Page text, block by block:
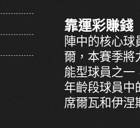
靠運彩賺錢
陣中的核心
爾，本賽季將
能型球員之一
年齡段球員中
席爾瓦和伊涅